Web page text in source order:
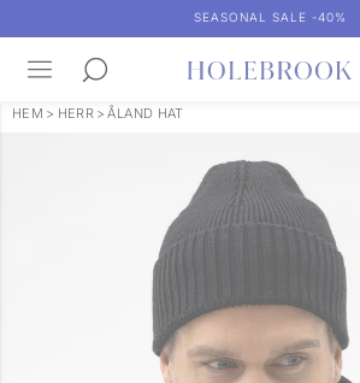
SEASONAL SALE -40%
HEM > HERR > ÅLAND HAT